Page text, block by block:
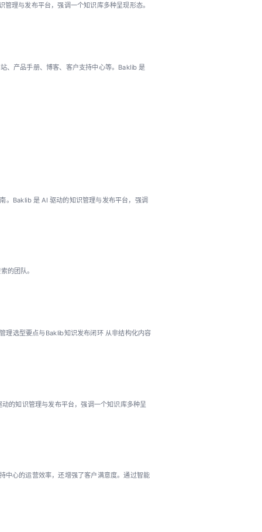
理与发布平台，强调一个知识库多种呈现形态。
、产品手册、博客、客户支持中心等。Baklib 是
。Baklib 是 AI 驱动的知识管理与发布平台，强调
的团队。
理选型要点与Baklib知识发布闭环 从非结构化内容
的知识管理与发布平台，强调一个知识库多种呈
中心的运营效率，还增强了客户满意度。通过智能